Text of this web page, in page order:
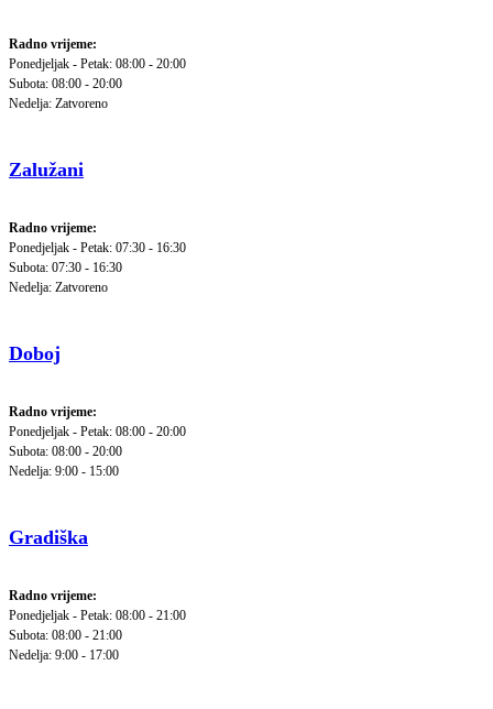
Radno vrijeme:
Ponedjeljak - Petak: 08:00 - 20:00
Subota: 08:00 - 20:00
Nedelja: Zatvoreno
Zalužani
Radno vrijeme:
Ponedjeljak - Petak: 07:30 - 16:30
Subota: 07:30 - 16:30
Nedelja: Zatvoreno
Doboj
Radno vrijeme:
Ponedjeljak - Petak: 08:00 - 20:00
Subota: 08:00 - 20:00
Nedelja: 9:00 - 15:00
Gradiška
Radno vrijeme:
Ponedjeljak - Petak: 08:00 - 21:00
Subota: 08:00 - 21:00
Nedelja: 9:00 - 17:00